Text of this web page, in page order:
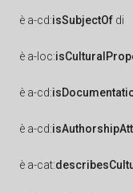
è a-cd:isSubjectOf di
è a-loc:
è a-cd:
è a-cd:
è a-cat: